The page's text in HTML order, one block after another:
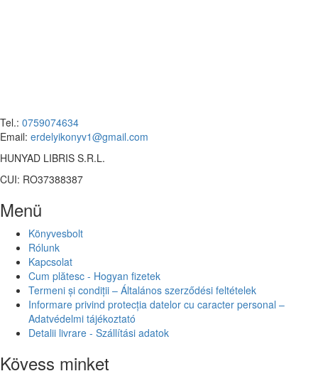
Tel.: 0759074634
Email: erdelyikonyv1@gmail.com
HUNYAD LIBRIS S.R.L.
CUI: RO37388387
Menü
Könyvesbolt
Rólunk
Kapcsolat
Cum plătesc - Hogyan fizetek
Termeni și condiții – Általános szerződési feltételek
Informare privind protecția datelor cu caracter personal –
Adatvédelmi tájékoztató
Detalii livrare - Szállítási adatok
Kövess minket